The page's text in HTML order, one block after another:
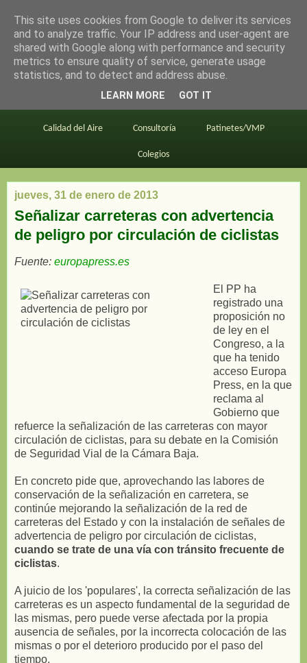
en bici por madrid
Este blog BiciMAD Primeros consejos
Calidad del Aire Consultoría Patinetes/VMP
Colegios
jueves, 31 de enero de 2013
Señalizar carreteras con advertencia
de peligro por circulación de ciclistas
Fuente: europapress.es
El PP ha
registrado una
proposición no
de ley en el
Congreso, a la
que ha tenido
acceso Europa
Press, en la que
reclama al
Gobierno que
refuerce la señalización de las carreteras con mayor
circulación de ciclistas, para su debate en la Comisión
de Seguridad Vial de la Cámara Baja.
En concreto pide que, aprovechando las labores de
conservación de la señalización en carretera, se
continúe mejorando la señalización de la red de
carreteras del Estado y con la instalación de señales de
advertencia de peligro por circulación de ciclistas,
cuando se trate de una vía con tránsito frecuente de
ciclistas.
A juicio de los 'populares', la correcta señalización de las
carreteras es un aspecto fundamental de la seguridad de
las mismas, pero puede verse afectada por la propia
ausencia de señales, por la incorrecta colocación de las
mismas o por el deterioro producido por el paso del
tiempo.
This site uses cookies from Google to deliver its services
and to analyze traffic. Your IP address and user-agent are
shared with Google along with performance and security
metrics to ensure quality of service, generate usage
statistics, and to detect and address abuse.
LEARN MORE GOT IT